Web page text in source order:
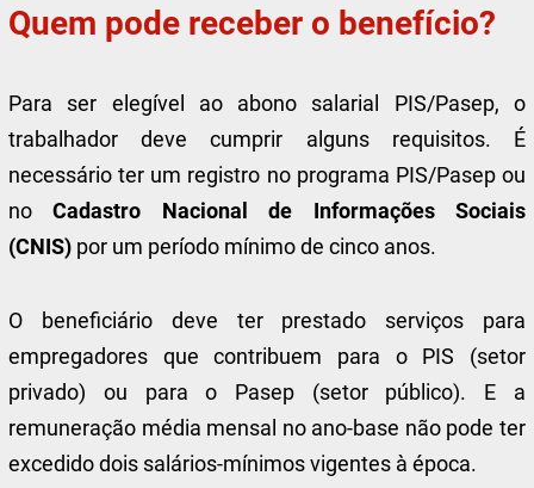
Quem pode receber o benefício?
Para ser elegível ao abono salarial PIS/Pasep, o
trabalhador deve cumprir alguns requisitos. É
necessário ter um registro no programa PIS/Pasep ou
no Cadastro Nacional de Informações Sociais
(CNIS) por um período mínimo de cinco anos.
O beneficiário deve ter prestado serviços para
empregadores que contribuem para o PIS (setor
privado) ou para o Pasep (setor público). E a
remuneração média mensal no ano-base não pode ter
excedido dois salários-mínimos vigentes à época.